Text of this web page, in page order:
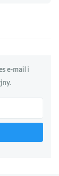
e-mail i